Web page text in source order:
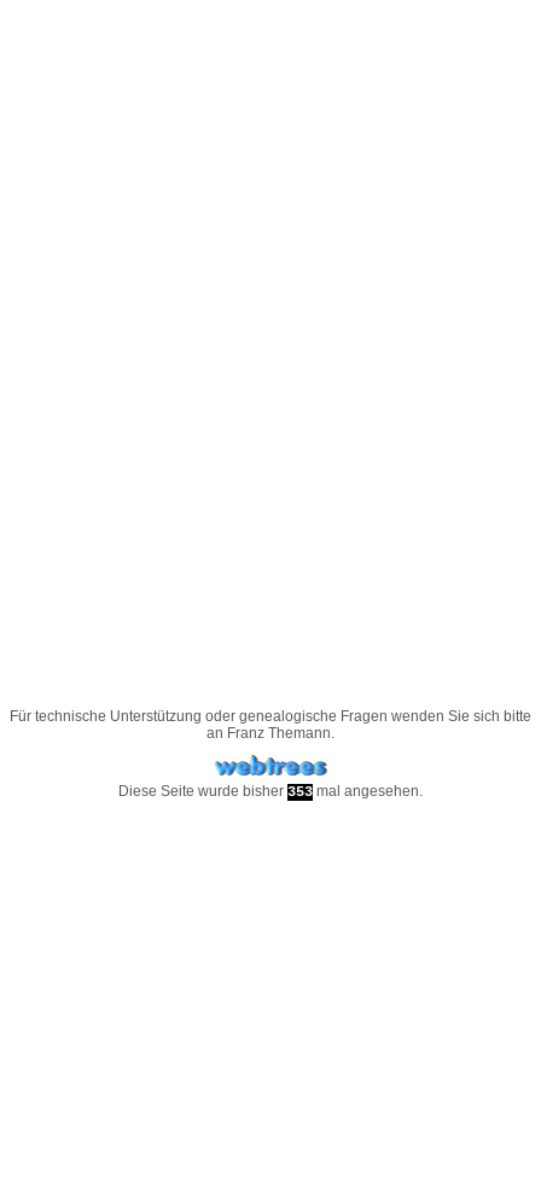
Für technische Unterstützung oder genealogische Fragen wenden Sie sich bitte
an Franz Themann.
Diese Seite wurde bisher 353 mal angesehen.